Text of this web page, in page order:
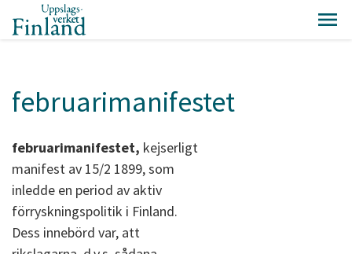
februarimanifestet
februarimanifestet, kejserligt
manifest av 15/2 1899, som
inledde en period av aktiv
förryskningspolitik i Finland.
Dess innebörd var, att